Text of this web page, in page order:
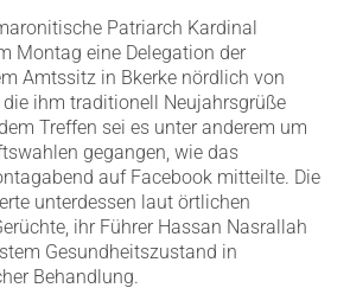
Patriarch Kardinal
Montag eine Delegation der
Amtssitz in Bkerke nördlich von
ihm traditionell Neujahrsgrüße
Treffen sei es unter anderem um
gegangen, wie das
auf Facebook mitteilte. Die
unterdessen laut örtlichen
ihr Führer Hassan Nasrallah
Gesundheitszustand in
Behandlung.